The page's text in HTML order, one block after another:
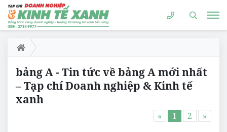
bảng A - Tin tức về bảng A mới nhất
– Tạp chí Doanh nghiệp & Kinh tế
xanh
« 1 2 »